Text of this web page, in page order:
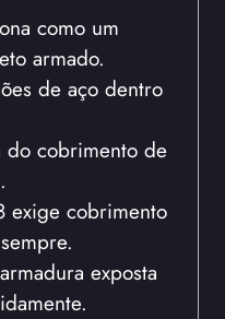
como um
armado.
de aço dentro
do cobrimento de
exige cobrimento
exposta